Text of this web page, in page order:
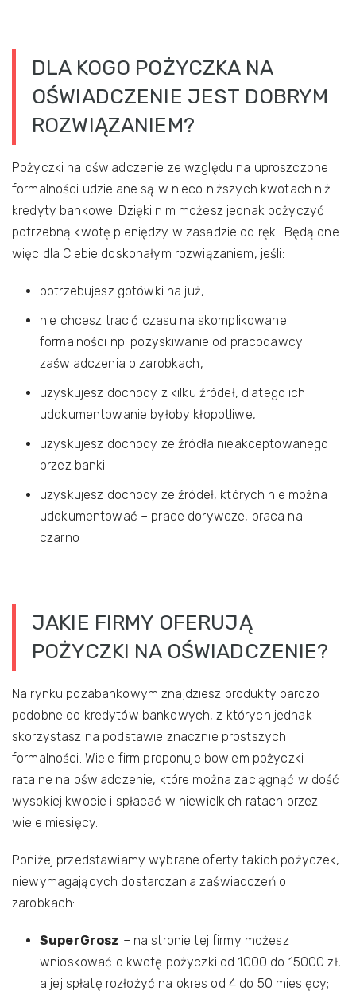
DLA KOGO POŻYCZKA NA
OŚWIADCZENIE JEST DOBRYM
ROZWIĄZANIEM?
Pożyczki na oświadczenie ze względu na uproszczone
formalności udzielane są w nieco niższych kwotach niż
kredyty bankowe. Dzięki nim możesz jednak pożyczyć
potrzebną kwotę pieniędzy w zasadzie od ręki. Będą one
więc dla Ciebie doskonałym rozwiązaniem, jeśli:
potrzebujesz gotówki na już,
nie chcesz tracić czasu na skomplikowane
formalności np. pozyskiwanie od pracodawcy
zaświadczenia o zarobkach,
uzyskujesz dochody z kilku źródeł, dlatego ich
udokumentowanie byłoby kłopotliwe,
uzyskujesz dochody ze źródła nieakceptowanego
przez banki
uzyskujesz dochody ze źródeł, których nie można
udokumentować – prace dorywcze, praca na
czarno
JAKIE FIRMY OFERUJĄ
POŻYCZKI NA OŚWIADCZENIE?
Na rynku pozabankowym znajdziesz produkty bardzo
podobne do kredytów bankowych, z których jednak
skorzystasz na podstawie znacznie prostszych
formalności. Wiele firm proponuje bowiem pożyczki
ratalne na oświadczenie, które można zaciągnąć w dość
wysokiej kwocie i spłacać w niewielkich ratach przez
wiele miesięcy.
Poniżej przedstawiamy wybrane oferty takich pożyczek,
niewymagających dostarczania zaświadczeń o
zarobkach:
SuperGrosz – na stronie tej firmy możesz
wnioskować o kwotę pożyczki od 1000 do 15000 zł,
a jej spłatę rozłożyć na okres od 4 do 50 miesięcy;